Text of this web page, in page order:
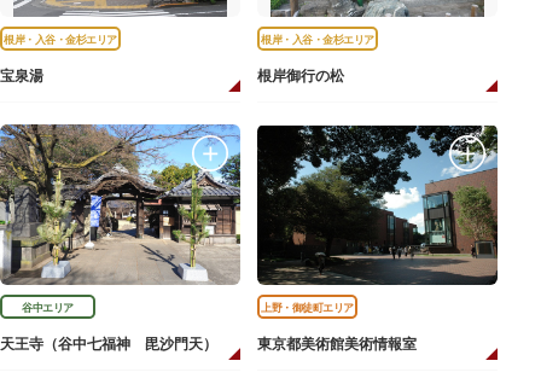
根岸・入谷・金杉エリア
宝泉湯
根岸・入谷・金杉エリア
根岸御行の松
谷中エリア
天王寺（谷中七福神 毘沙門天）
上野・御徒町エリア
東京都美術館美術情報室